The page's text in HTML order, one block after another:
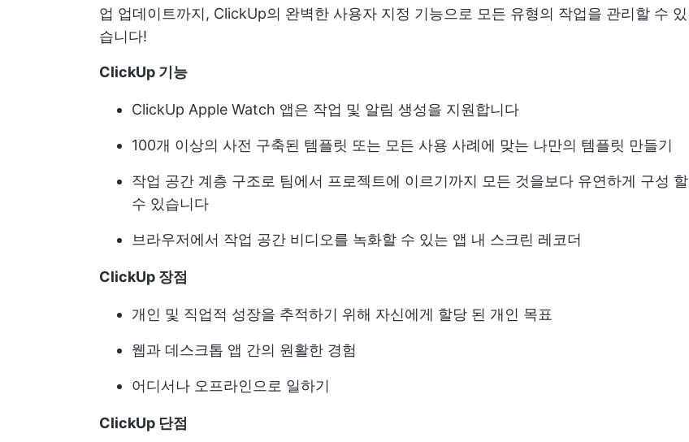
업 업데이트까지, ClickUp의 완벽한 사용자 지정 기능으로 모든 유형의 작업을 관리할 수 있
습니다!
ClickUp 기능
ClickUp Apple Watch 앱은 작업 및 알림 생성을 지원합니다
100개 이상의 사전 구축된 템플릿 또는 모든 사용 사례에 맞는 나만의 템플릿 만들기
작업 공간 계층 구조로 팀에서 프로젝트에 이르기까지 모든 것을보다 유연하게 구성 할
수 있습니다
브라우저에서 작업 공간 비디오를 녹화할 수 있는 앱 내 스크린 레코더
ClickUp 장점
개인 및 직업적 성장을 추적하기 위해 자신에게 할당 된 개인 목표
웹과 데스크톱 앱 간의 원활한 경험
어디서나 오프라인으로 일하기
ClickUp 단점